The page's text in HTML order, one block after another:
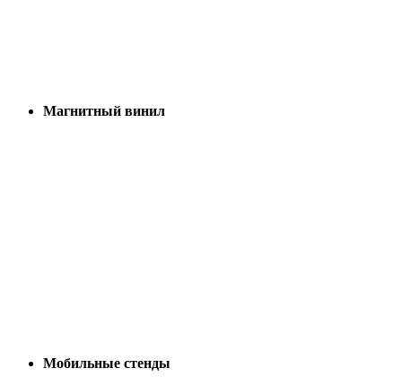
Магнитный винил
Мобильные стенды